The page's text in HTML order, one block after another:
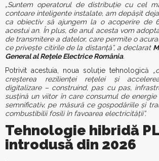
„Suntem operatorul de distribuție cu cel
contoare inteligente instalate, am depășit
ca obiectiv să ajungem la o acoperire de
acestui an. În plus, de anul acesta vom
de transmitere a datelor, care permite o
ce privește citirile de la distanță”, a declarat
General al Rețele Electrice România.
Potrivit acestuia, noua soluție tehnologică
creșterea rezilienței rețelei și
digitalizare – construind, pas cu pas,
susțină un viitor în care consumul de
semnificativ, pe măsură ce gospodăriile și
combustibilii fosili în favoarea electricității”.
Tehnologie hibridă
introdusă din 2026